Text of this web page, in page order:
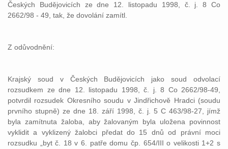
Českých Budějovicích ze dne 12. listopadu 1998, č. j. 8 Co
2662/98 - 49, tak, že dovolání zamítl.
Z odůvodnění:
Krajský soud v Českých Budějovicích jako soud odvolací
rozsudkem ze dne 12. listopadu 1998, č. j. 8 Co 2662/98-49,
potvrdil rozsudek Okresního soudu v Jindřichově Hradci (soudu
prvního stupně) ze dne 18. září 1998, č. j. 5 C 463/98-27, jímž
byla zamítnuta žaloba, aby žalovaným byla uložena povinnost
vyklidit a vyklizený žalobci předat do 15 dnů od právní moci
rozsudku „byt č. 18 v 6. patře domu čp. 654/III o velikosti 1+2 s